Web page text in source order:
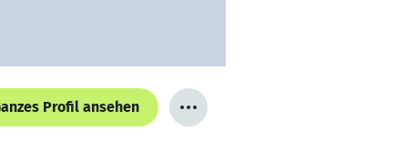
Profil ansehen